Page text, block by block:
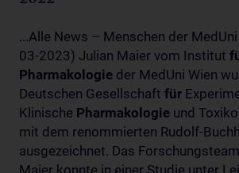
...Alle News – Menschen der
03-2023) Julian Maier vom Institut
Pharmakologie der MedUni Wien
Deutschen Gesellschaft für
Klinische Pharmakologie und
mit dem renommierten Rudolf-
ausgezeichnet. Das
Maier konnte in einer Studie unter